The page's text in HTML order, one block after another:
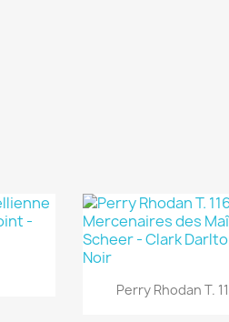
Aperçu
Perry Rhodan T.